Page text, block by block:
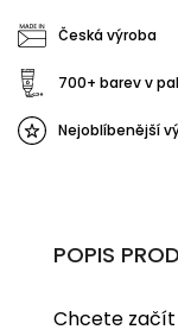
Česká výroba
700+ barev v
Nejoblíbenější
POPIS
Chcete